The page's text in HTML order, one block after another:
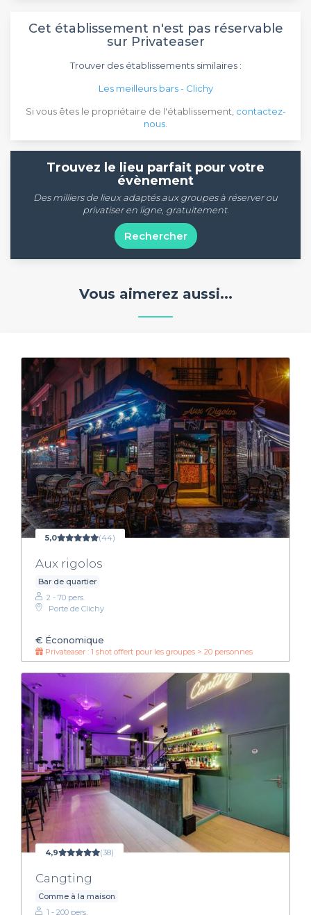
Cet établissement n'est pas réservable
sur Privateaser
Trouver des établissements similaires :
Les meilleurs bars - Clichy
Si vous êtes le propriétaire de l'établissement, contactez-
nous
Trouvez le lieu parfait pour votre
évènement
Des milliers de lieux adaptés aux groupes à réserver ou
privatiser en ligne, gratuitement.
Rechercher
Vous aimerez aussi...
5,0 (44)
Aux rigolos
Bar de quartier
2 - 70 pers.
Porte de Clichy
€ Économique
Privateaser : 1 shot offert pour les groupes > 20 personnes
4,9 (38)
Cangting
Comme à la maison
1 - 200 pers.